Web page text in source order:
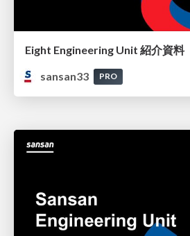
Eight Engineering Unit 紹介資料
sansan33
PRO